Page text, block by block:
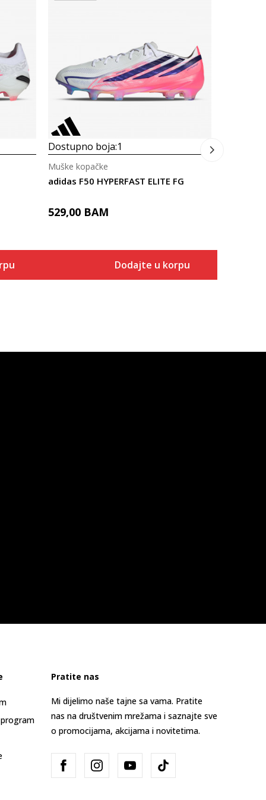
Dostupno boja:1
adidas F50 HYPERFAST ELITE FG
Muške kopačke
529,00 BAM
Dodajte u korpu
Pratite nas
Mi dijelimo naše tajne sa vama. Pratite
nas na društvenim mrežama i saznajte sve
o promocijama, akcijama i novitetima.